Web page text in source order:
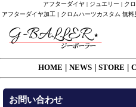
アフターダイヤ | ジュエリー | ク
アフターダイヤ加工 | クロムハーツカスタム 無
HOME NEWS STORE
お問い合わせ